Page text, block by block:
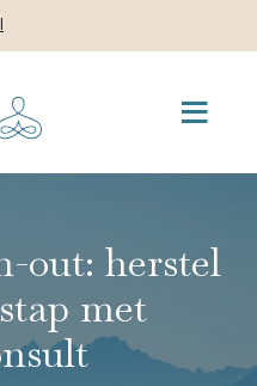
out: herstel
met